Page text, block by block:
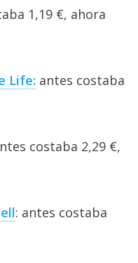
1,19 €, ahora
Life: antes costaba
costaba 2,29 €,
: antes costaba